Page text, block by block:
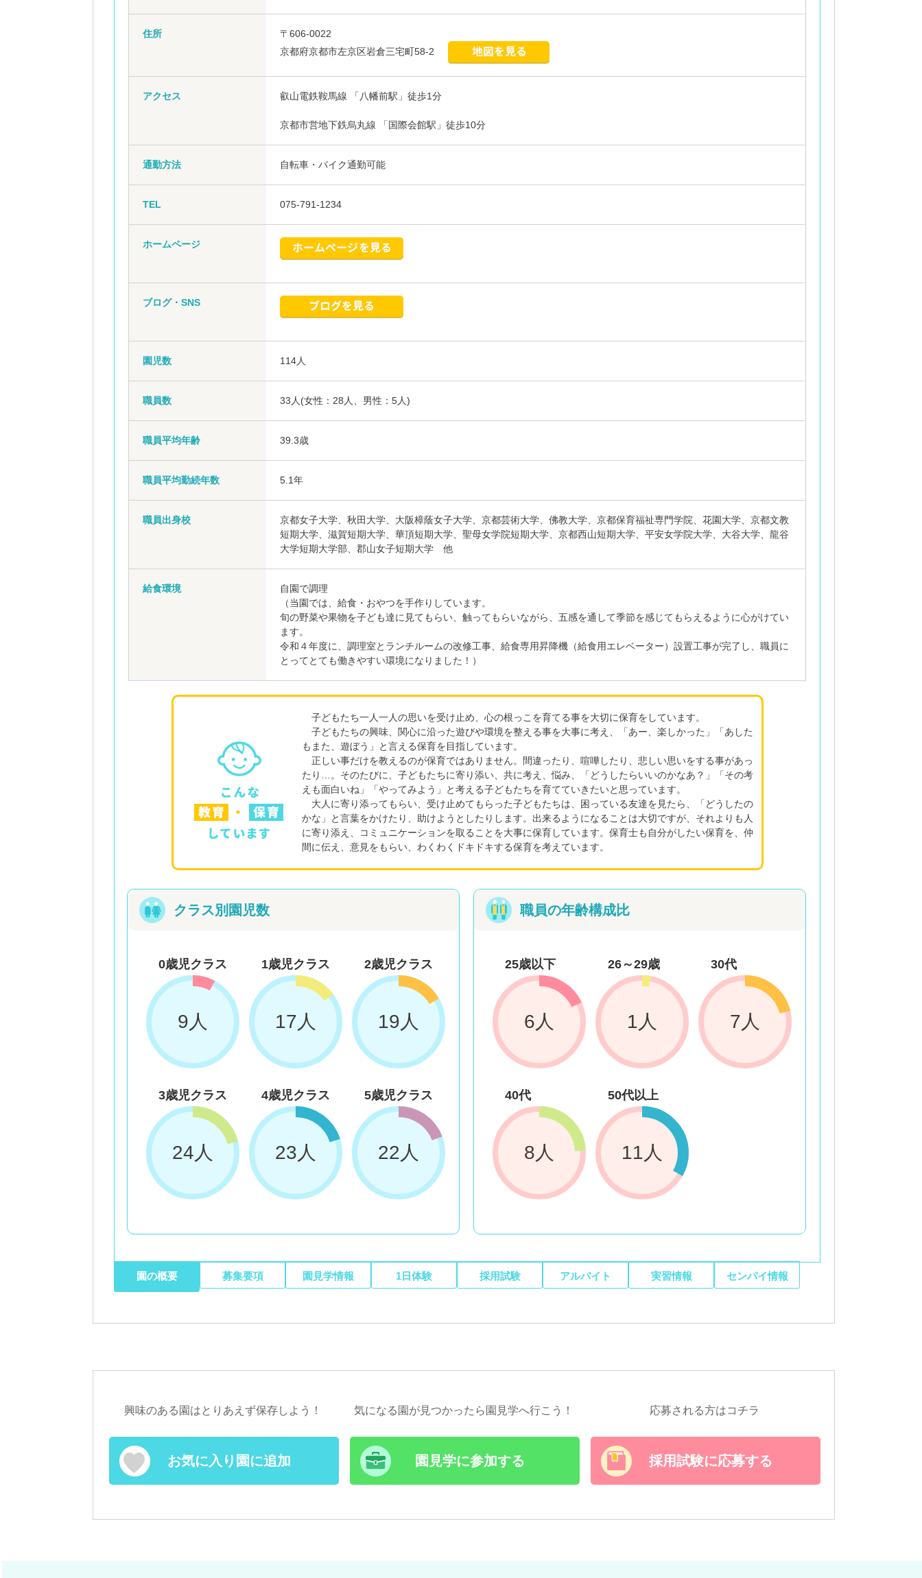
住所
〒606-0022
京都府京都市左京区岩倉三宅町58-2
アクセス 叡山電鉄鞍馬線 「八幡前駅」徒歩1分
京都市営地下鉄烏丸線 「国際会館駅」徒歩10分
通勤方法 自転車・バイク通勤可能
TEL 075-791-1234
ホームページ
ブログ・SNS
園児数 114人
職員数 33人(女性：28人、男性：5人)
職員平均年齢 39.3歳
職員平均勤続年数 5.1年
職員出身校
京都女子大学、秋田大学、大阪樟蔭女子大学、京都芸術大学、佛教大学、京都保育福祉専門学院、花園大学、京都文教
短期大学、滋賀短期大学、華頂短期大学、聖母女学院短期大学、京都西山短期大学、平安女学院大学、大谷大学、龍谷
大学短期大学部、郡山女子短期大学 他
給食環境
自園で調理
（当園では、給食・おやつを手作りしています。
旬の野菜や果物を子ども達に見てもらい、触ってもらいながら、五感を通して季節を感じてもらえるように心がけてい
ます。
令和４年度に、調理室とランチルームの改修工事、給食専用昇降機（給食用エレベーター）設置工事が完了し、職員に
とってとても働きやすい環境になりました！）
子どもたち一人一人の思いを受け止め、心の根っこを育てる事を大切に保育をしています。
子どもたちの興味、関心に沿った遊びや環境を整える事を大事に考え、「あー、楽しかった」「あした
もまた、遊ぼう」と言える保育を目指しています。
正しい事だけを教えるのが保育ではありません。間違ったり、喧嘩したり、悲しい思いをする事があっ
たり…。そのたびに、子どもたちに寄り添い、共に考え、悩み、「どうしたらいいのかなあ？」「その考
えも面白いね」「やってみよう」と考える子どもたちを育てていきたいと思っています。
大人に寄り添ってもらい、受け止めてもらった子どもたちは、困っている友達を見たら、「どうしたの
かな」と言葉をかけたり、助けようとしたりします。出来るようになることは大切ですが、それよりも人
に寄り添え、コミュニケーションを取ることを大事に保育しています。保育士も自分がしたい保育を、仲
間に伝え、意見をもらい、わくわくドキドキする保育を考えています。
クラス別園児数
0歳児クラス
9人
1歳児クラス
17人
2歳児クラス
19人
3歳児クラス
24人
4歳児クラス
23人
5歳児クラス
22人
職員の年齢構成比
25歳以下
6人
26～29歳
1人
30代
7人
40代
8人
50代以上
11人
園の概要 募集要項 園見学情報 1日体験 採用試験 アルバイト 実習情報 センパイ情報
興味のある園はとりあえず保存しよう！
お気に入り園に追加
気になる園が見つかったら園見学へ行こう！
園見学に参加する
応募される方はコチラ
採用試験に応募する